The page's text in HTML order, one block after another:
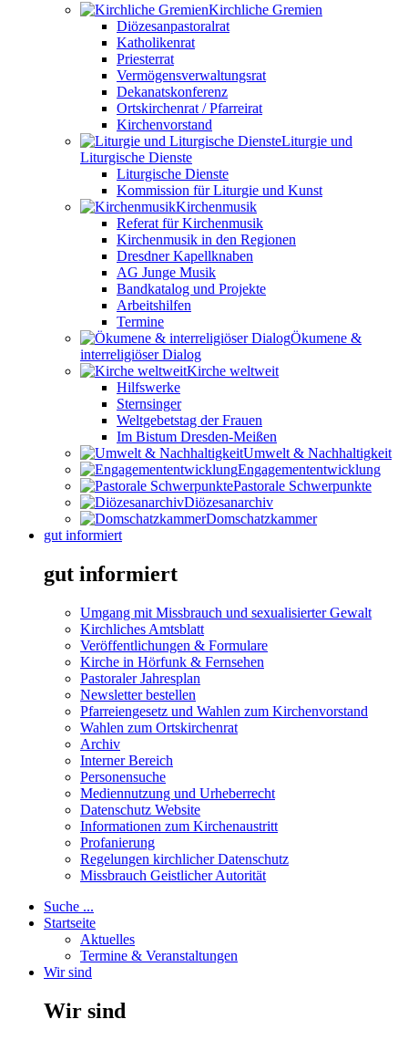
Kirchliche Gremien
Diözesanpastoralrat
Katholikenrat
Priesterrat
Vermögensverwaltungsrat
Dekanatskonferenz
Ortskirchenrat / Pfarreirat
Kirchenvorstand
Liturgie und
Liturgische Dienste
Liturgische Dienste
Kommission für Liturgie und Kunst
Kirchenmusik
Referat für Kirchenmusik
Kirchenmusik in den Regionen
Dresdner Kapellknaben
AG Junge Musik
Bandkatalog und Projekte
Arbeitshilfen
Termine
Ökumene &
interreligiöser Dialog
Kirche weltweit
Hilfswerke
Sternsinger
Weltgebetstag der Frauen
Im Bistum Dresden-Meißen
Umwelt & Nachhaltigkeit
Engagemententwicklung
Pastorale Schwerpunkte
Diözesanarchiv
Domschatzkammer
gut informiert
gut informiert
Umgang mit Missbrauch und sexualisierter Gewalt
Kirchliches Amtsblatt
Veröffentlichungen & Formulare
Kirche in Hörfunk & Fernsehen
Pastoraler Jahresplan
Newsletter bestellen
Pfarreiengesetz und Wahlen zum Kirchenvorstand
Wahlen zum Ortskirchenrat
Archiv
Interner Bereich
Personensuche
Mediennutzung und Urheberrecht
Datenschutz Website
Informationen zum Kirchenaustritt
Profanierung
Regelungen kirchlicher Datenschutz
Missbrauch Geistlicher Autorität
Suche ...
Startseite
Aktuelles
Termine & Veranstaltungen
Wir sind
Wir sind